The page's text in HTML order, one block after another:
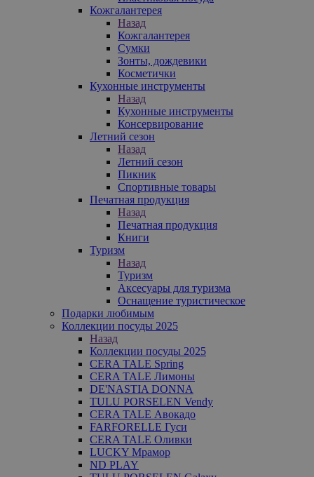
Кожгалантерея
Назад
Кожгалантерея
Сумки
Зонты, дождевики
Косметички
Кухонные инструменты
Назад
Кухонные инструменты
Консервирование
Летний сезон
Назад
Летний сезон
Пикник
Спортивные товары
Печатная продукция
Назад
Печатная продукция
Книги
Туризм
Назад
Туризм
Аксесуары для туризма
Оснащение туристическое
Подарки любимым
Коллекции посуды 2025
Назад
Коллекции посуды 2025
CERA TALE Spring
CERA TALE Лимоны
DE'NASTIA DONNA
TULU PORSELEN Vendy
CERA TALE Авокадо
FARFORELLE Гуси
CERA TALE Оливки
LUCKY Мрамор
ND PLAY